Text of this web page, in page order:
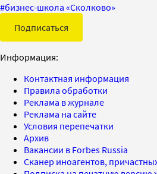
#бизнес-школа «Сколково»
Подписаться
Информация:
Контактная информация
Правила обработки
Реклама в журнале
Реклама на сайте
Условия перепечатки
Архив
Вакансии в Forbes Russia
Сканер иноагентов,